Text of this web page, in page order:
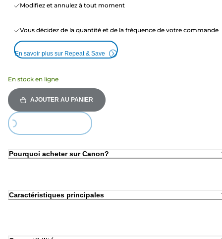
Modifiez et annulez à tout moment
Vous décidez de la quantité et de la fréquence de votre commande
En savoir plus sur Repeat & Save
En stock en ligne
AJOUTER AU PANIER
Pourquoi acheter sur Canon?
Caractéristiques principales